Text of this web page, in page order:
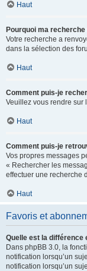
Haut
Pourquoi ma
Votre recherche a
dans la sélection des
Haut
Comment puis-je
Veuillez vous rendre sur
Haut
Comment puis-je
Vos propres messages
« Rechercher les
effectuer une recherche
Haut
Favoris et
Quelle est la différence
Dans phpBB 3.0, la
notification lorsqu’un
notification lorsqu’un